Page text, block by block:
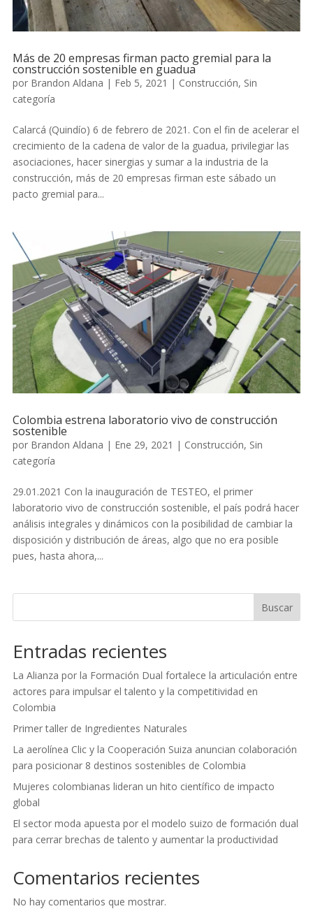
Más de 20 empresas firman pacto gremial para la
construcción sostenible en guadua
por Brandon Aldana | Feb 5, 2021 | Construcción, Sin
categoría
Calarcá (Quindío) 6 de febrero de 2021. Con el fin de acelerar el
crecimiento de la cadena de valor de la guadua, privilegiar las
asociaciones, hacer sinergias y sumar a la industria de la
construcción, más de 20 empresas firman este sábado un
pacto gremial para...
Colombia estrena laboratorio vivo de construcción
sostenible
por Brandon Aldana | Ene 29, 2021 | Construcción, Sin
categoría
29.01.2021 Con la inauguración de TESTEO, el primer
laboratorio vivo de construcción sostenible, el país podrá hacer
análisis integrales y dinámicos con la posibilidad de cambiar la
disposición y distribución de áreas, algo que no era posible
pues, hasta ahora,...
Buscar
Entradas recientes
La Alianza por la Formación Dual fortalece la articulación entre
actores para impulsar el talento y la competitividad en
Colombia
Primer taller de Ingredientes Naturales
La aerolínea Clic y la Cooperación Suiza anuncian colaboración
para posicionar 8 destinos sostenibles de Colombia
Mujeres colombianas lideran un hito científico de impacto
global
El sector moda apuesta por el modelo suizo de formación dual
para cerrar brechas de talento y aumentar la productividad
Comentarios recientes
No hay comentarios que mostrar.